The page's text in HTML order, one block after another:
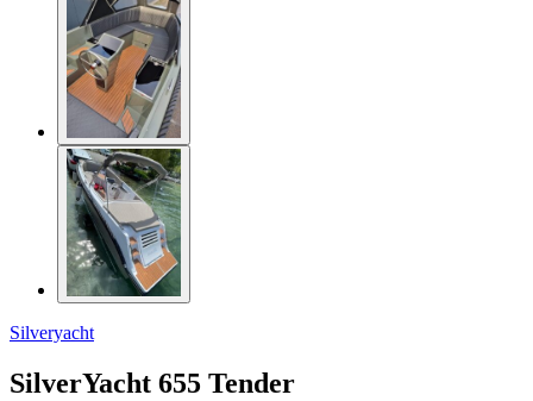
Silveryacht
SilverYacht 655 Tender